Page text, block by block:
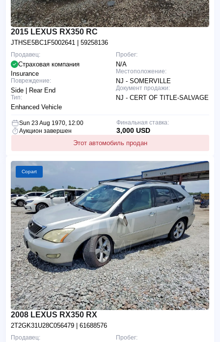
2015 LEXUS RX350 RC
JTHSE5BC1F5002641 | 59258136
Пробег:
N/A
Местоположение:
NJ - SOMERVILLE
Документ продажи:
NJ - CERT OF TITLE-SALVAGE
Продавец:
Страховая компания
Insurance
Повреждение:
Side | Rear End
Тип:
Enhanced Vehicle
Sun 23 Aug 1970, 12:00
Аукцион завершен
Этот автомобиль продан
Финальная ставка:
3,000 USD
Copart
2008 LEXUS RX350 RX
2T2GK31U28C056479 | 61688576
Пробег:
Продавец: